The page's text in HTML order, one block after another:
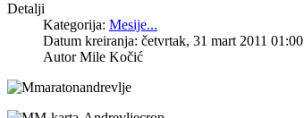
Detalji
Kategorija: Mesije...
Datum kreiranja: četvrtak, 31 mart 2011 01:00
Autor Mile Kočić